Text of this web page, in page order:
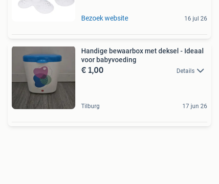
Bezoek website 16 jul 26
Handige bewaarbox met deksel - Ideaal
voor babyvoeding
€ 1,00 Details
Tilburg 17 jun 26